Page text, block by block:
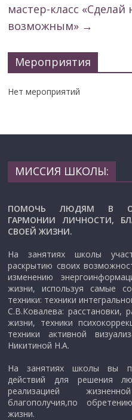
мастер-класс
возможным» →
Мероприятия
Нет мероприятий
МИССИЯ ШКОЛЫ:
ПОМОЧЬ ЛЮДЯМ В
ГАРМОНИИ ЛИЧНОСТИ,
СВОЕЙ ЖИЗНИ.
На занятиях школы
раскрытию своих
изменению
жизни, используя самые
техники: техники
С.В.Ковалева:
жизни, техники
техники активной
Никитиной Н.А.
На занятиях школы вы
действий для решения
реализацией
благополучия,по
жизни.